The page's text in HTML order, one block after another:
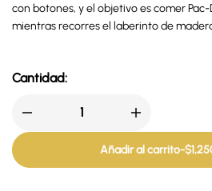
con botones, y el objetivo es comer
mientras recorres el laberinto de
Cantidad:
Añadir al carrito-$